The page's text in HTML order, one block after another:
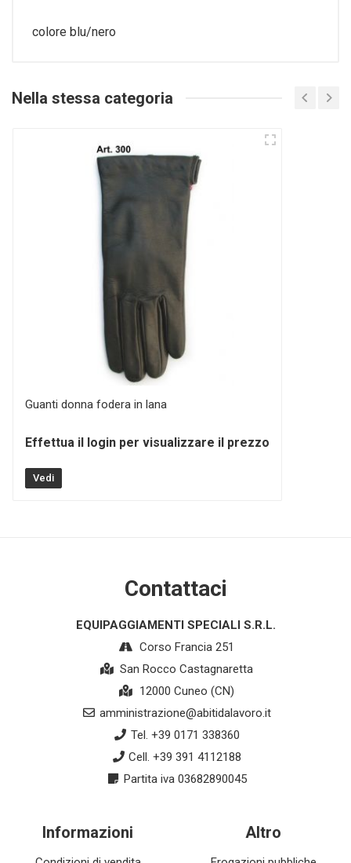
colore blu/nero
Nella stessa categoria
Guanti donna fodera in lana
Effettua il login per visualizzare il prezzo
Vedi
Contattaci
EQUIPAGGIAMENTI SPECIALI S.R.L.
Corso Francia 251
San Rocco Castagnaretta
12000 Cuneo (CN)
amministrazione@abitidalavoro.it
Tel. +39 0171 338360
Cell. +39 391 4112188
Partita iva 03682890045
Informazioni Altro